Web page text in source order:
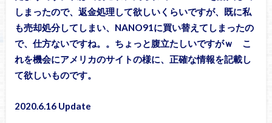
しまったので、返金処理して欲しいくらいですが、既に私
も売却処分してしまい、NANO91に買い替えてしまったの
で、仕方ないですね。。ちょっと腹立たしいですがｗ こ
れを機会にアメリカのサイトの様に、正確な情報を記載し
て欲しいものです。
2020.6.16 Update